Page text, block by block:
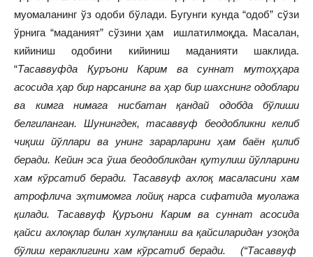
муомаланинг ўз одоби бўлади. Бугунги кунда “одоб” сўзи
ўрнига “маданият” сўзини ҳам ишлатилмоқда. Масалан,
кийиниш одобини кийиниш маданияти шаклида.
“Тасаввуфда Қуръони Карим ва суннат мутоҳҳара
асосида ҳар бир нарсанинг ва ҳар бир шахснинг одоблари
ва кимга нимага нисбатан қандай одобда бўлиши
белгиланган. Шунингдек, тасаввуф беодобликни келиб
чиқиш йўллари ва унинг зарарларини ҳам баён қилиб
беради. Кейин эса ўша беодобликдан қутулиш йўлларини
хам кўрсатиб беради. Тасаввуф ахлоқ масаласини хам
атрофлича эҳтимомга лойиқ нарса сифатида муолажа
қилади. Тасаввуф Қуръони Карим ва суннат асосида
қайси ахлоқлар билан хулқланиш ва қайсиларидан узоқда
бўлиш кераклигини хам кўрсатиб беради.
(“Тасаввуф